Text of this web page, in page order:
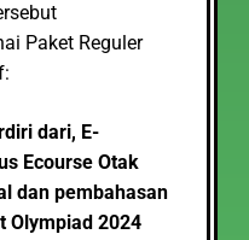
Paket Reguler
dari, E-
Ecourse Otak
dan pembahasan
Olympiad 2024